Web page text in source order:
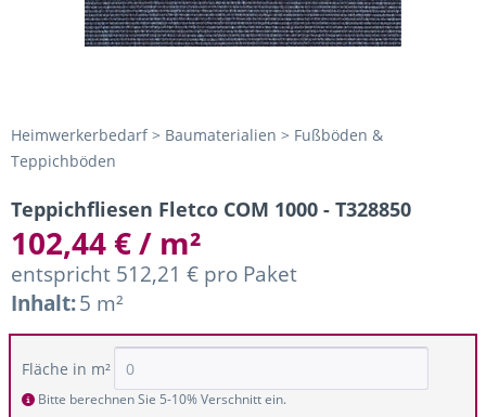
Heimwerkerbedarf > Baumaterialien > Fußböden &
Teppichböden
Teppichfliesen Fletco COM 1000 - T328850
102,44 € / m²
entspricht 512,21 € pro Paket
Inhalt:5 m²
Fläche in m²
Bitte berechnen Sie 5-10% Verschnitt ein.